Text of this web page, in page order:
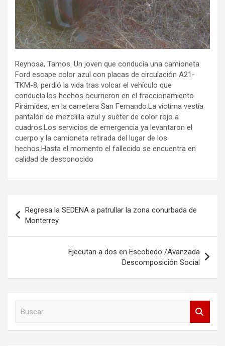
Reynosa, Tamos. Un joven que conducía una camioneta
Ford escape color azul con placas de circulación A21-
TKM-8, perdió la vida tras volcar el vehículo que
conducía.los hechos ocurrieron en el fraccionamiento
Pirámides, en la carretera San Fernando.La víctima vestía
pantalón de mezclilla azul y suéter de color rojo a
cuadros.Los servicios de emergencia ya levantaron el
cuerpo y la camioneta retirada del lugar de los
hechos.Hasta el momento el fallecido se encuentra en
calidad de desconocido
de
entradas
Regresa la SEDENA a patrullar la zona conurbada de
Monterrey
Ejecutan a dos en Escobedo /Avanzada
Descomposición Social